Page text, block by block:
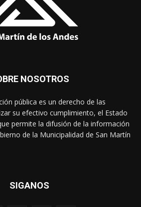
NOSOTROS
pública es un derecho de las
su efectivo cumplimiento, el Estado
permite la difusión de la información
de la Municipalidad de San Martín
SIGANOS